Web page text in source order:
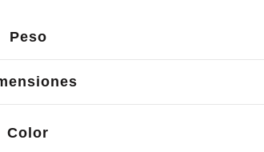
Peso
Color